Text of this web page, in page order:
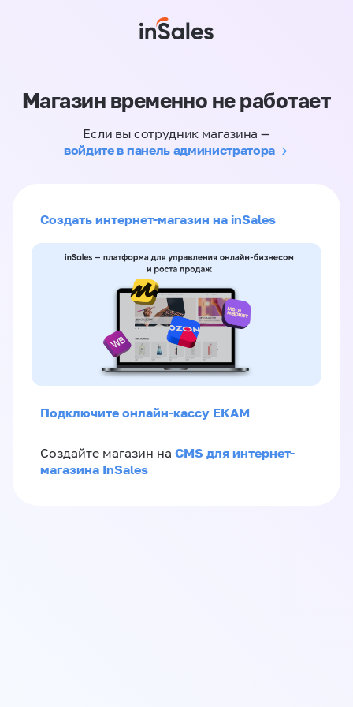
Магазин временно не работает
Если вы сотрудник магазина —
войдите в панель администратора
Создать интернет-магазин на inSales
Подключите онлайн-кассу ЕКАМ
Создайте магазин на CMS для интернет-
магазина InSales